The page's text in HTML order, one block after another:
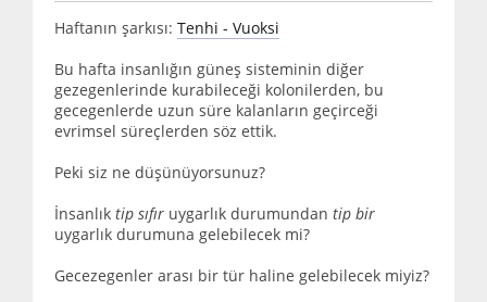
Haftanın şarkısı: Tenhi - Vuoksi
Bu hafta insanlığın güneş sisteminin diğer
gezegenlerinde kurabileceği kolonilerden, bu
gecegenlerde uzun süre kalanların geçirceği
evrimsel süreçlerden söz ettik.
Peki siz ne düşünüyorsunuz?
İnsanlık tip sıfır uygarlık durumundan tip bir
uygarlık durumuna gelebilecek mi?
Gecezegenler arası bir tür haline gelebilecek miyiz?